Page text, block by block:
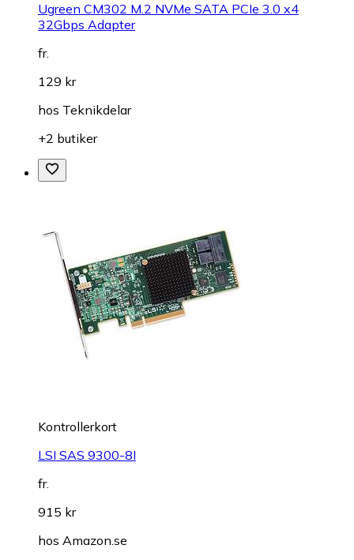
Ugreen CM302 M.2 NVMe SATA PCIe 3.0 x4
32Gbps Adapter
fr.
129 kr
hos Teknikdelar
+2 butiker
Kontrollerkort
LSI SAS 9300-8I
fr.
915 kr
hos Amazon.se